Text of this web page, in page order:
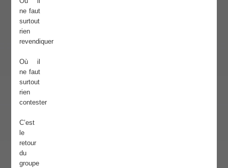
ne faut
surtout
rien
revendiquer
Où il
ne faut
surtout
rien
contester
C’est
le
retour
du
groupe